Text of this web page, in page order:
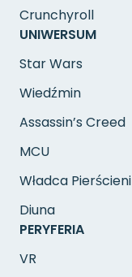
Crunchyroll
UNIWERSUM
Star Wars
Wiedźmin
Assassin’s Creed
MCU
Władca Pierścieni
Diuna
PERYFERIA
VR